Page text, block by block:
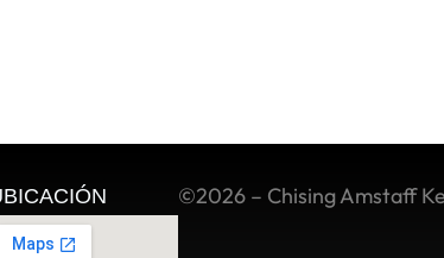
©2026 – Chising Amstaff